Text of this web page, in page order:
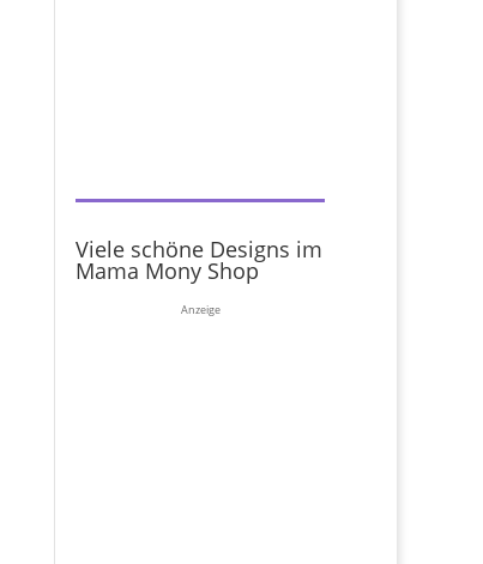
Viele schöne Designs im
Mama Mony Shop
Anzeige